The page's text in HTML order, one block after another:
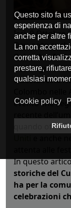
Ieri, 9 Ottobre
Day, noto
Colombo,
tiene ogni
Questa festa
evento che
quando offre il
In questo
storiche del
ha per la
celebrazioni